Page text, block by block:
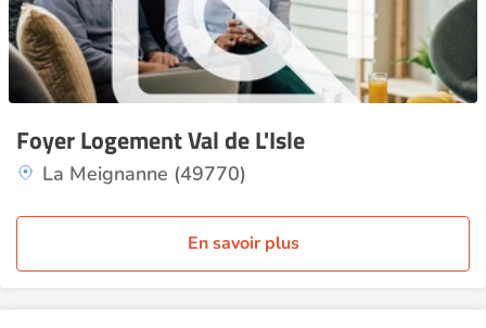
Foyer Logement Val de L'Isle
La Meignanne (49770)
En savoir plus